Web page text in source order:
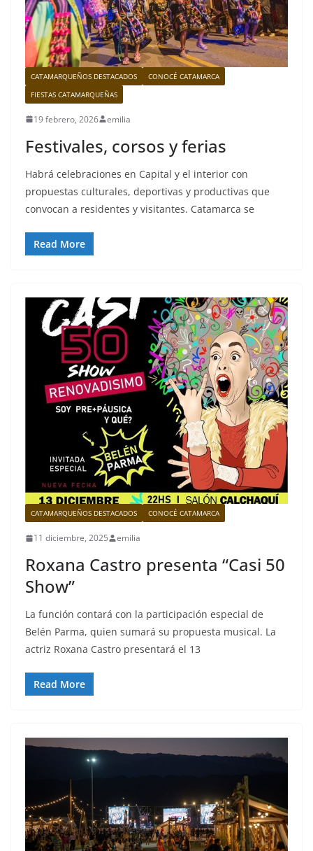
CATAMARQUEÑOS DESTACADOS
CONOCÉ CATAMARCA
FIESTAS CATAMARQUEÑAS
19 febrero, 2026 emilia
Festivales, corsos y ferias
Habrá celebraciones en Capital y el interior con
propuestas culturales, deportivas y productivas que
convocan a residentes y visitantes. Catamarca se
Read More
CATAMARQUEÑOS DESTACADOS CONOCÉ CATAMARCA
11 diciembre, 2025 emilia
Roxana Castro presenta “Casi 50
Show”
La función contará con la participación especial de
Belén Parma, quien sumará su propuesta musical. La
actriz Roxana Castro presentará el 13
Read More